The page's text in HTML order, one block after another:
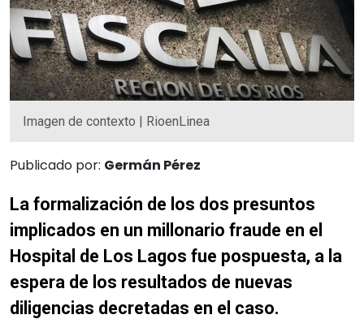
Imagen de contexto | RioenLinea
Publicado por: Germán Pérez
La formalización de los dos presuntos
implicados en un millonario fraude en el
Hospital de Los Lagos fue pospuesta, a la
espera de los resultados de nuevas
diligencias decretadas en el caso.